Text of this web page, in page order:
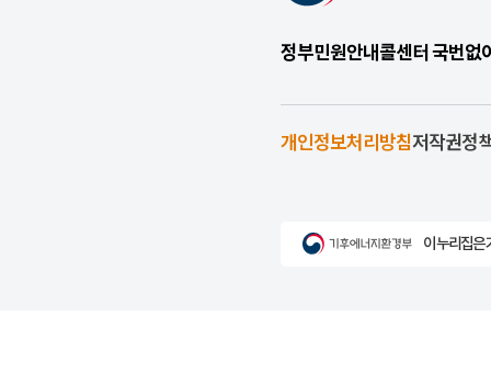
정부민원안내콜센터 국번
개인정보처리방침저작권정
이 누리집은